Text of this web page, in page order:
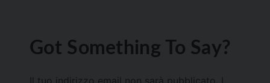
Got Something To Say?
Il tuo indirizzo email non sarà pubblicato.